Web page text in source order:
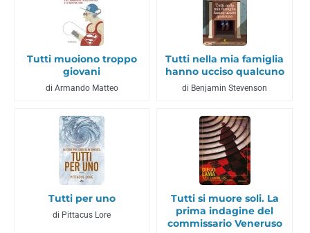
Tutti muoiono troppo
giovani
di Armando Matteo
Tutti nella mia famiglia
hanno ucciso qualcuno
di Benjamin Stevenson
Tutti per uno
di Pittacus Lore
Tutti si muore soli. La
prima indagine del
commissario Veneruso